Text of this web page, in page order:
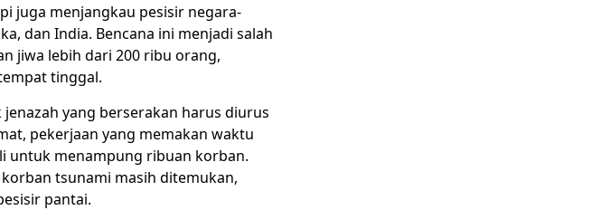
juga menjangkau pesisir negara-
dan India. Bencana ini menjadi salah
jiwa lebih dari 200 ribu orang,
tinggal.
yang berserakan harus diurus
pekerjaan yang memakan waktu
untuk menampung ribuan korban.
tsunami masih ditemukan,
pantai.